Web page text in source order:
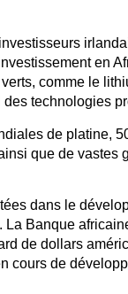
en
comme le
technologies
de platine,
que de vastes
dans le
Banque
de dollars
cours de